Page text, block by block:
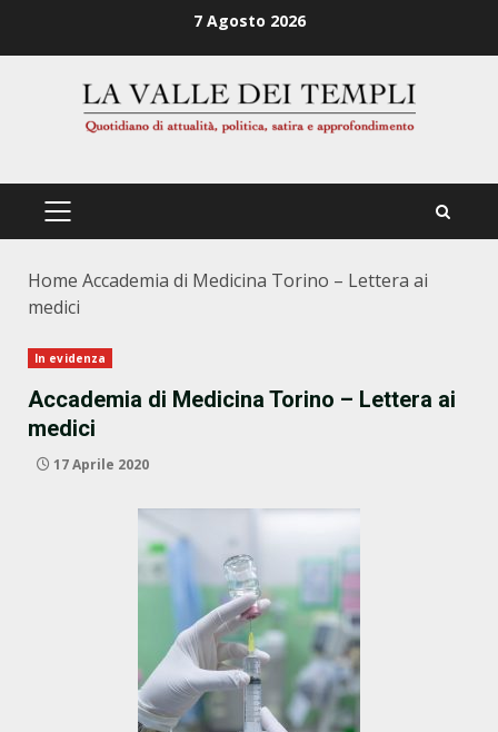
7 Agosto 2026
PRIMÄRES
Home Accademia di Medicina Torino – Lettera ai
medici
In evidenza
Accademia di Medicina Torino – Lettera ai
medici
17 Aprile 2020